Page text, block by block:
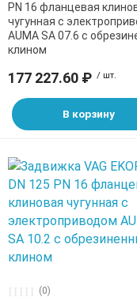
PN 16 фланцевая
чугунная с
AUMA SA 07.6 с
клином
177 227.60 ₽ / шт.
В корзину
(0)